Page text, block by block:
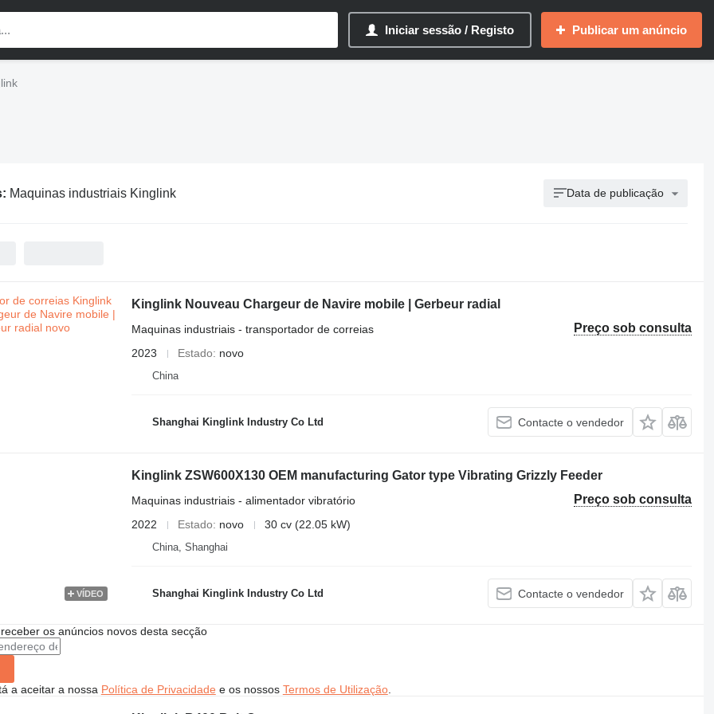
Iniciar sessão / Registo Publicar um anúncio
Maquinas industriais Kinglink Data de publicação
Kinglink Nouveau Chargeur de Navire mobile | Gerbeur radial
Preço sob consulta
Maquinas industriais - transportador de correias
2023
Estado novo
China
Shanghai Kinglink Industry Co Ltd Contacte o vendedor
VÍDEO
Kinglink ZSW600X130 OEM manufacturing Gator type Vibrating Grizzly Feeder
Preço sob consulta
Maquinas industriais - alimentador vibratório
2022
Estado novo 30 cv (22.05 kW)
China, Shanghai
Shanghai Kinglink Industry Co Ltd Contacte o vendedor
os anúncios novos desta secção
a aceitar a nossa Política de Privacidade e os nossos Termos de Utilização.